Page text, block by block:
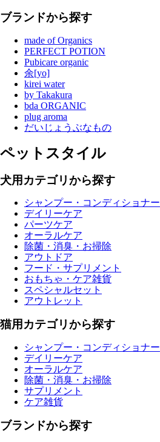
ブランドから探す
made of Organics
PERFECT POTION
Pubicare organic
余[yo]
kirei water
by Takakura
bda ORGANIC
plug aroma
だいじょうぶなもの
ペットスタイル
犬用カテゴリから探す
シャンプー・コンディショナー
デイリーケア
パーツケア
オーラルケア
除菌・消臭・お掃除
アウトドア
フード・サプリメント
おもちゃ・ケア雑貨
スペシャルセット
アウトレット
猫用カテゴリから探す
シャンプー・コンディショナー
デイリーケア
オーラルケア
除菌・消臭・お掃除
サプリメント
ケア雑貨
ブランドから探す